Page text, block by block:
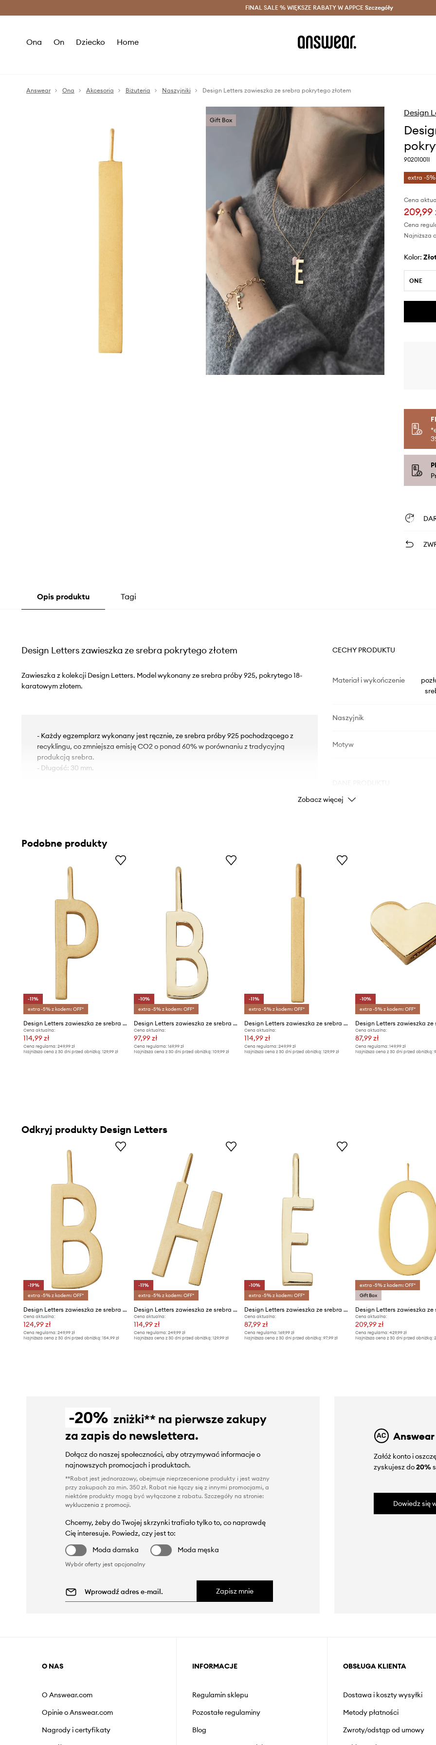
Oszczędzaj z Answear Club > Dostawa nawet w 24h >
FINAL SALE % WIĘKSZE RABATY W APPCE Szczegóły
Ona On Dziecko Home
Answear Ona Akcesoria Biżuteria Naszyjniki Design Letters zawieszka ze srebra pokrytego złotem
Gift Box
Design
90201001I
extra -5%
Cena
209,99
Cena
Najniższa
Kolor:
ONE
Opis produktu Tagi
Design Letters zawieszka ze srebra pokrytego złotem
Zawieszka z kolekcji Design Letters. Model wykonany ze srebra próby 925, pokrytego 18-
karatowym złotem.
- Każdy egzemplarz wykonany jest ręcznie, ze srebra próby 925 pochodzącego z
recyklingu, co zmniejsza emisję CO2 o ponad 60% w porównaniu z tradycyjną
produkcją srebra.
- Długość: 30 mm.
CECHY PRODUKTU
Materiał i wykończenie
Naszyjnik
Motyw
Marka
Zobacz więcej
Podobne produkty
-11%
extra -5% z kodem: OFF*
Design Letters zawieszka ze srebra pokrytego złotem
Cena aktualna:
114,99 zł
Cena regularna: 249,99 zł
Najniższa cena z 30 dni przed obniżką: 129,99 zł
-10%
extra -5% z kodem: OFF*
Design Letters zawieszka ze srebra pokrytego złotem
Cena aktualna:
97,99 zł
Cena regularna:169,99 zł
Najniższa cena z 30 dni przed obniżką:109,99 zł
-11%
extra -5% z kodem: OFF*
Design Letters zawieszka ze srebra pokrytego złotem
Cena aktualna:
114,99 zł
Cena regularna: 249,99 zł
Najniższa cena z 30 dni przed obniżką: 129,99 zł
-10%
extra -5% z kodem: OFF*
Cena aktualna:
87,99 zł
Cena regularna: 149,99 zł
Najniższa cena z 30 dni przed obniżką:
Odkryj produkty Design Letters
-19%
extra -5% z kodem: OFF*
Design Letters zawieszka ze srebra pokrytego złotem
Cena aktualna:
124,99 zł
Cena regularna: 249,99 zł
Najniższa cena z 30 dni przed obniżką: 154,99 zł
-11%
extra -5% z kodem: OFF*
Design Letters zawieszka ze srebra pokrytego złotem
Cena aktualna:
114,99 zł
Cena regularna:249,99 zł
Najniższa cena z 30 dni przed obniżką:129,99 zł
-10%
extra -5% z kodem: OFF*
Design Letters zawieszka ze srebra pokrytego złotem
Cena aktualna:
87,99 zł
Cena regularna: 169,99 zł
Najniższa cena z 30 dni przed obniżką: 97,99 zł
extra -5% z kodem: OFF*
Gift Box
Cena aktualna:
209,99 zł
Cena regularna: 429,99 zł
Najniższa cena z 30 dni przed obniżką:
-20% zniżki** na pierwsze zakupy
za zapis do newslettera.
Dołącz do naszej społeczności, aby otrzymywać informacje o
najnowszych promocjach i produktach.
**Rabat jest jednorazowy, obejmuje nieprzecenione produkty i jest ważny
przy zakupach za min. 350 zł. Rabat nie łączy się z innymi promocjami, a
niektóre produkty mogą być wyłączone z rabatu. Szczegóły na stronie:
wykluczenia z promocji.
Chcemy, żeby do Twojej skrzynki trafiało tylko to, co naprawdę
Cię interesuje. Powiedz, czy jest to:
Moda damska
Moda męska
Wybór oferty jest opcjonalny
Zapisz mnie
Załóż konto i
zyskujesz do20%
Dowiedz się
O NAS
O Answear.com
Opinie o Answear.com
Nagrody i certyfikaty
INFORMACJE
Regulamin sklepu
Pozostałe regulaminy
Blog
OBSŁUGA KLIENTA
Dostawa i koszty wysyłki
Metody płatności
Zwroty/odstąp od umowy